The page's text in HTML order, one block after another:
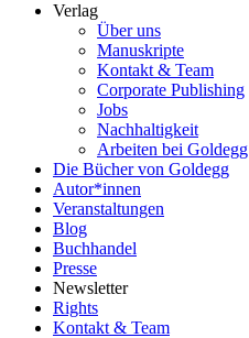
Verlag
Über uns
Manuskripte
Kontakt & Team
Corporate Publishing
Jobs
Nachhaltigkeit
Arbeiten bei Goldegg
Die Bücher von Goldegg
Autor*innen
Veranstaltungen
Blog
Buchhandel
Presse
Newsletter
Rights
Kontakt & Team